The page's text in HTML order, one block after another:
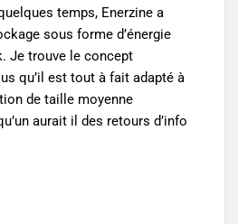
temps, Enerzine a
sous forme d’énergie
Je trouve le concept
qu’il est tout à fait adapté à
de taille moyenne
aurait il des retours d’info